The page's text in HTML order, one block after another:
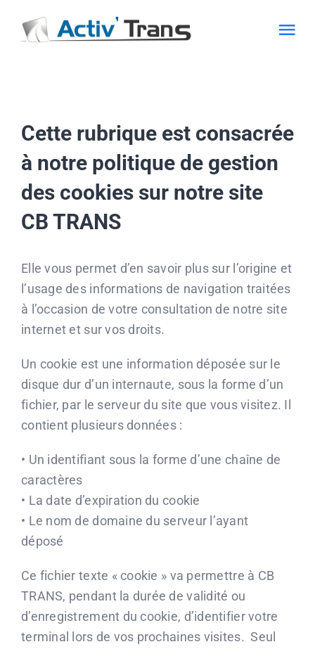
Transport Benne
Bâché & Matières dangereuses
Actualité
Recrutement
CONTACT
Cette rubrique est consacrée
à notre politique de gestion
des cookies sur notre site
CB TRANS
Elle vous permet d’en savoir plus sur l’origine et
l’usage des informations de navigation traitées
à l’occasion de votre consultation de notre site
internet et sur vos droits.
Un cookie est une information déposée sur le
disque dur d’un internaute, sous la forme d’un
fichier, par le serveur du site que vous visitez. Il
contient plusieurs données :
• Un identifiant sous la forme d’une chaîne de
caractères
• La date d’expiration du cookie
• Le nom de domaine du serveur l’ayant
déposé
Ce fichier texte « cookie » va permettre à CB
TRANS, pendant la durée de validité ou
d’enregistrement du cookie, d’identifier votre
terminal lors de vos prochaines visites. Seul